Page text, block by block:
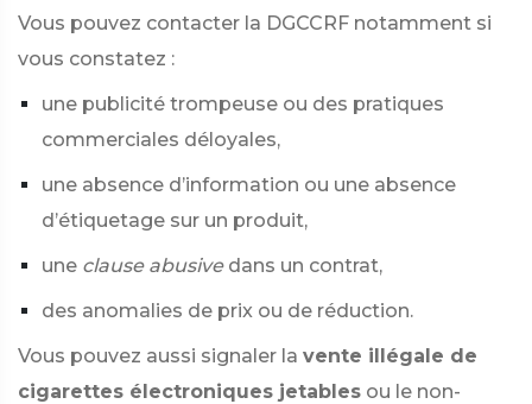
Vous pouvez contacter la DGCCRF notamment si
vous constatez :
une publicité trompeuse ou des pratiques
commerciales déloyales,
une absence d’information ou une absence
d’étiquetage sur un produit,
une clause abusive dans un contrat,
des anomalies de prix ou de réduction.
Vous pouvez aussi signaler la vente illégale de
cigarettes électroniques jetables ou le non-